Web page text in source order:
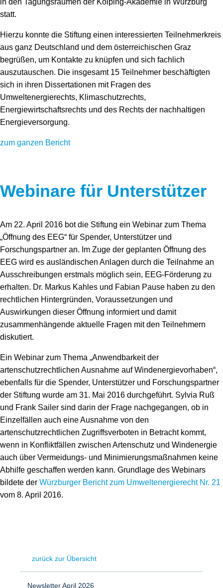
in den Tagungsräumen der Kolping-Akademie in Würzburg
statt.
Hierzu konnte die Stiftung einen interessierten Teilnehmerkreis
aus ganz Deutschland und dem österreichischen Graz
begrüßen, um Kontakte zu knüpfen und sich fachlich
auszutauschen. Die insgesamt 15 Teilnehmer beschäftigten
sich in ihren Dissertationen mit Fragen des
Umweltenergierechts, Klimaschutzrechts,
Energiewirtschaftsrechts und des Rechts der nachhaltigen
Energieversorgung.
zum ganzen Bericht
Webinare für Unterstützer
Am 22. April 2016 bot die Stiftung ein Webinar zum Thema
„Öffnung des EEG“ für Spender, Unterstützer und
Forschungspartner an. Im Zuge der geplanten Öffnung des
EEG wird es ausländischen Anlagen durch die Teilnahme an
Ausschreibungen erstmals möglich sein, EEG-Förderung zu
erhalten. Dr. Markus Kahles und Fabian Pause haben zu den
rechtlichen Hintergründen, Voraussetzungen und
Auswirkungen dieser Öffnung informiert und damit
zusammenhängende aktuelle Fragen mit den Teilnehmern
diskutiert.
Ein Webinar zum Thema „Anwendbarkeit der
artenschutzrechtlichen Ausnahme auf Windenergievorhaben“,
ebenfalls für die Spender, Unterstützer und Forschungspartner
der Stiftung wurde am 31. Mai 2016 durchgeführt. Sylvia Ruß
und Frank Sailer sind darin der Frage nachgegangen, ob in
Einzelfällen auch eine Ausnahme von den
artenschutzrechtlichen Zugriffsverboten in Betracht kommt,
wenn in Konfliktfällen zwischen Artenschutz und Windenergie
auch über Vermeidungs- und Minimierungsmaßnahmen keine
Abhilfe geschaffen werden kann. Grundlage des Webinars
bildete der Würzburger Bericht zum Umweltenergierecht Nr. 21
vom 8. April 2016.
zurück zur Übersicht
Newsletter April 2026